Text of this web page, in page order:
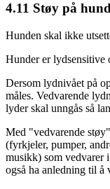
4.11 Støy på
Hunden skal ikke
Hunder er lydsensitive
Dersom lydnivået på
måles. Vedvarende
lyder skal unngås så
Med "vedvarende
(fyrkjeler, pumper,
musikk) som vedvarer
også ha anledning til å